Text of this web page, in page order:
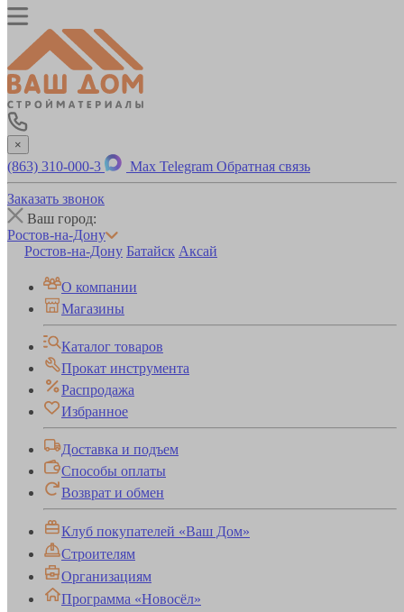
×
(863) 310-000-3 Max Telegram Обратная связь
Заказать звонок
Ваш город:
Ростов-на-Дону
Ростов-на-Дону Батайск Аксай
О компании
Магазины
Каталог товаров
Прокат инструмента
Распродажа
Избранное
Доставка и подъем
Способы оплаты
Возврат и обмен
Клуб покупателей «Ваш Дом»
Строителям
Организациям
Программа «Новосёл»